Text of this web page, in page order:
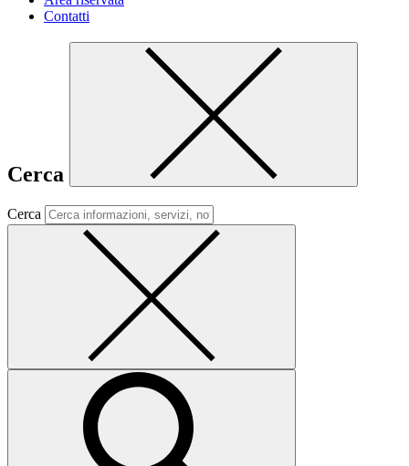
Contatti
Cerca
Cerca